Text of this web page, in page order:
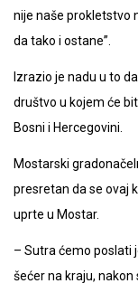
nije naše prokletstvo
da tako i ostane”.
Izrazio je nadu u to
društvo u kojem će
Bosni i Hercegovini.
Mostarski
presretan da se ovaj
uprte u Mostar.
– Sutra ćemo poslati
šećer na kraju,